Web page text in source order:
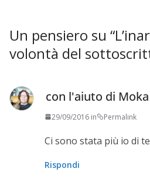
Un pensiero su “
volontà del
con l'aiuto di Moka
29/09/2016 in Permalink
Ci sono stata più io di
Rispondi